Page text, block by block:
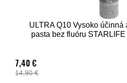
ULTRA Q10 Vysoko účinná
pasta bez fluóru
7,40 €
14,90 €